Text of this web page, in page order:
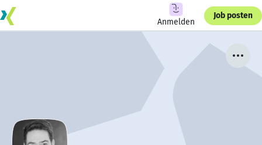
Anmelden
Job posten